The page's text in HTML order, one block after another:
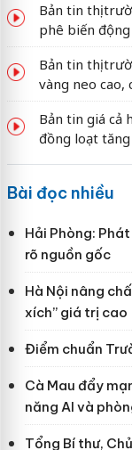
Bản tin thị
phê biến
Bản tin thị
vàng neo cao,
Bản tin giá cả
đồng loạt
Bài đọc nhiều
Hải Phòng:
rõ nguồn gốc
Hà Nội nâng
xích” giá trị cao
Điểm chuẩn
Cà Mau đẩy
năng AI và
Tổng Bí thư,